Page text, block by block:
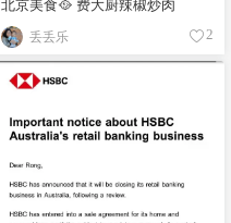
丢丢乐 2